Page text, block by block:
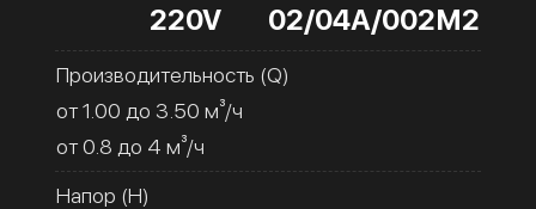
220V
02/04А/002М2
Производительность (Q)
от 1.00 до 3.50 м³/ч
от 0.8 до 4 м³/ч
Напор (H)